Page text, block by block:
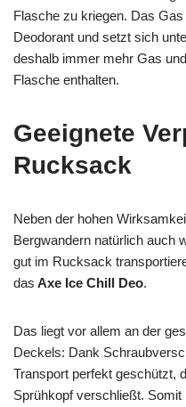
Flasche zu kriegen. Das
Deodorant und setzt sich
deshalb immer mehr Gas
Flasche enthalten.
Geeignete
Rucksack
Neben der hohen
Bergwandern natürlich auch
gut im Rucksack
das Axe Ice Chill Deo.
Das liegt vor allem an der
Deckels: Dank
Transport perfekt geschützt,
Sprühkopf verschließt.